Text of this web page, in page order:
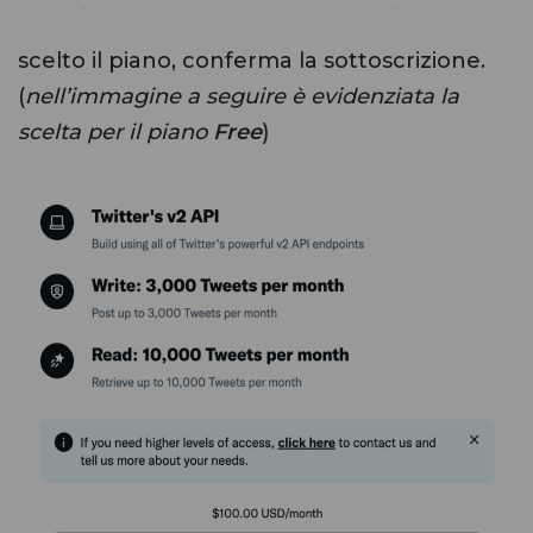
scelto il piano, conferma la sottoscrizione.
(nell’immagine a seguire è evidenziata la
scelta per il piano Free)